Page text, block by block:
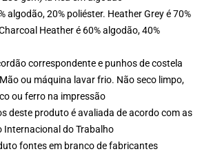
algodão, 20% poliéster. Heather Grey é 70%
Heather é 60% algodão, 40%
correspondente e punhos de costela
ou máquina lavar frio. Não seco limpo,
ou ferro na impressão
deste produto é avaliada de acordo com as
Internacional do Trabalho
fontes em branco de fabricantes